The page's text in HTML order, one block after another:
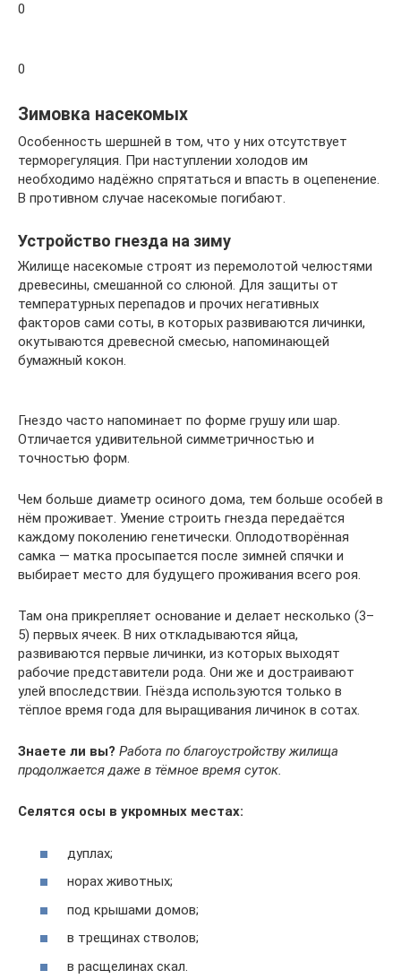
0
0
Зимовка насекомых
Особенность шершней в том, что у них отсутствует
терморегуляция. При наступлении холодов им
необходимо надёжно спрятаться и впасть в оцепенение.
В противном случае насекомые погибают.
Устройство гнезда на зиму
Жилище насекомые строят из перемолотой челюстями
древесины, смешанной со слюной. Для защиты от
температурных перепадов и прочих негативных
факторов сами соты, в которых развиваются личинки,
окутываются древесной смесью, напоминающей
бумажный кокон.
Гнездо часто напоминает по форме грушу или шар.
Отличается удивительной симметричностью и
точностью форм.
Чем больше диаметр осиного дома, тем больше особей в
нём проживает. Умение строить гнезда передаётся
каждому поколению генетически. Оплодотворённая
самка — матка просыпается после зимней спячки и
выбирает место для будущего проживания всего роя.
Там она прикрепляет основание и делает несколько (3–
5) первых ячеек. В них откладываются яйца,
развиваются первые личинки, из которых выходят
рабочие представители рода. Они же и достраивают
улей впоследствии. Гнёзда используются только в
тёплое время года для выращивания личинок в сотах.
Знаете ли вы? Работа по благоустройству жилища
продолжается даже в тёмное время суток.
Селятся осы в укромных местах:
дуплах;
норах животных;
под крышами домов;
в трещинах стволов;
в расщелинах скал.